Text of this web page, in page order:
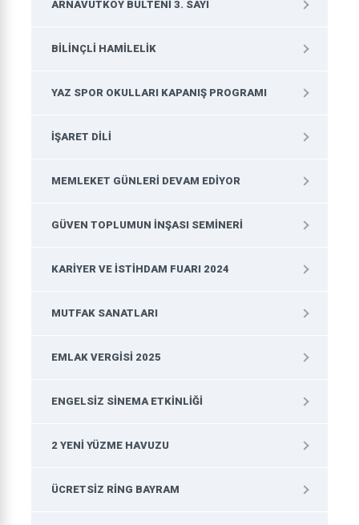
ARNAVUTKÖY BÜLTENI 3. SAYI
BILINÇLI HAMILELIK
YAZ SPOR OKULLARI KAPANIŞ PROGRAMI
İŞARET DILI
MEMLEKET GÜNLERI DEVAM EDIYOR
GÜVEN TOPLUMUN İNŞASI SEMINERI
KARIYER VE İSTIHDAM FUARI 2024
MUTFAK SANATLARI
EMLAK VERGISI 2025
ENGELSIZ SINEMA ETKINLIĞI
2 YENI YÜZME HAVUZU
ÜCRETSIZ RING BAYRAM